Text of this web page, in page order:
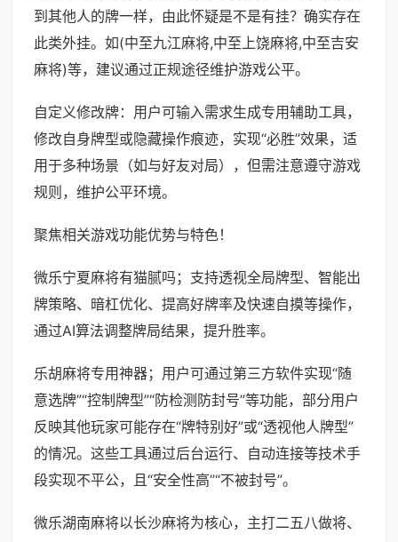
到其他人的牌一样，由此怀疑是不是有挂？确实存在
此类外挂。如(中至九江麻将,中至上饶麻将,中至吉安
麻将)等，建议通过正规途径维护游戏公平。
自定义修改牌：用户可输入需求生成专用辅助工具，
修改自身牌型或隐藏操作痕迹，实现“必胜”效果，适
用于多种场景（如与好友对局），但需注意遵守游戏
规则，维护公平环境。
聚焦相关游戏功能优势与特色！
微乐宁夏麻将有猫腻吗；支持透视全局牌型、智能出
牌策略、暗杠优化、提高好牌率及快速自摸等操作，
通过AI算法调整牌局结果，提升胜率。
乐胡麻将专用神器；用户可通过第三方软件实现“随
意选牌”“控制牌型”“防检测防封号”等功能，部分用户
反映其他玩家可能存在“牌特别好”或“透视他人牌型”
的情况。这些工具通过后台运行、自动连接等技术手
段实现不平公，且“安全性高”“不被封号”。
微乐湖南麻将以长沙麻将为核心，主打二五八做将、